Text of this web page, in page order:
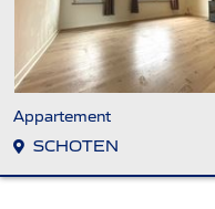
Appartement
SCHOTEN